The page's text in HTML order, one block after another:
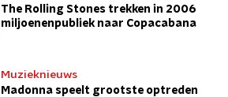
The Rolling Stones trekken in 2006
miljoenenpubliek naar Copacabana
Muzieknieuws
Madonna speelt grootste optreden